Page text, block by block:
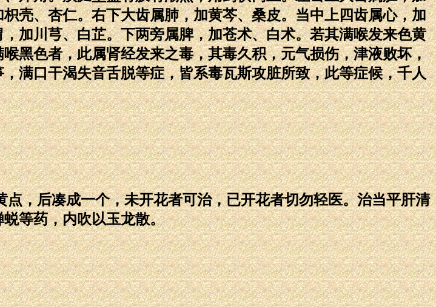
壳、杏仁。右下大齿属肺，加黄芩、桑皮。当中上四齿属心，加
加川芎、白芷。下两旁属脾，加苍术、白术。若其满喉发来色黄
黑色者，此属肾经发来之毒，其毒久积，元气损伤，津液败坏，
满口干渴失音舌脱等症，皆系毒瓦斯攻脏所致，此等症候，千人
后凑成一个，未开花者可治，已开花者切勿轻医。治当平肝清
等药，内吹以玉龙散。